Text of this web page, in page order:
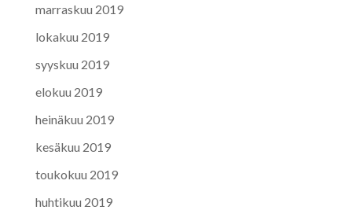
marraskuu 2019
lokakuu 2019
syyskuu 2019
elokuu 2019
heinäkuu 2019
kesäkuu 2019
toukokuu 2019
huhtikuu 2019